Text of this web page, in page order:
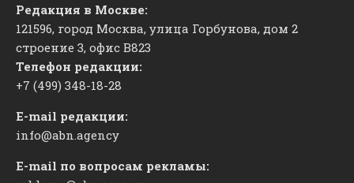
Редакция в Москве:
121596, город Москва, улица Горбунова, дом 2
строение 3, офис ​В823
Телефон редакции:
+7 (499) 348-18-28
E-mail редакции:
info@abn.agency
E-mail по вопросам рекламы: